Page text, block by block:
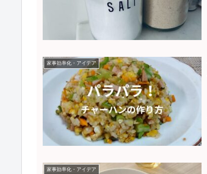
家事効率化・アイデア
家事効率化・アイデア